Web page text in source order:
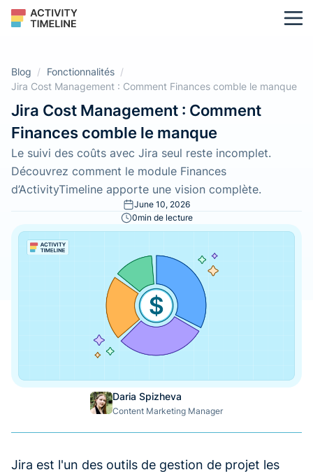
Blog / Fonctionnalités /
Jira Cost Management : Comment Finances comble le manque
Jira Cost Management : Comment
Finances comble le manque
Le suivi des coûts avec Jira seul reste incomplet.
Découvrez comment le module Finances
d’ActivityTimeline apporte une vision complète.
June 10, 2026
0min de lecture
Daria Spizheva
Content Marketing Manager
Jira est l'un des outils de gestion de projet les